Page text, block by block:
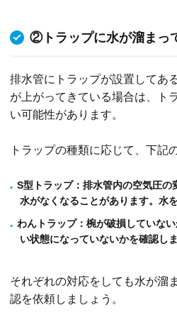
②トラップに水が溜まっ
排水管にトラップが設置してあ
が上がってきている場合は、ト
い可能性があります。
トラップの種類に応じて、下記
S型トラップ：排水管内の空気圧の
水がなくなることがあります。水
わんトラップ：椀が破損していな
い状態になっていないかを確認しま
それぞれの対応をしても水が溜
認を依頼しましょう。